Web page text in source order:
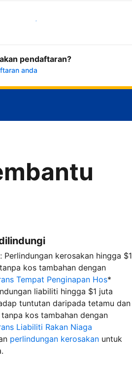
Mulakan sekarang
pendaftaran?
anda
Perlindungan kerosakan hingga $1
kos tambahan dengan
Tempat Penginapan Hos*
liabiliti hingga $1 juta
tuntutan daripada tetamu dan
kos tambahan dengan
Liabiliti Rakan Niaga
perlindungan kerosakan untuk